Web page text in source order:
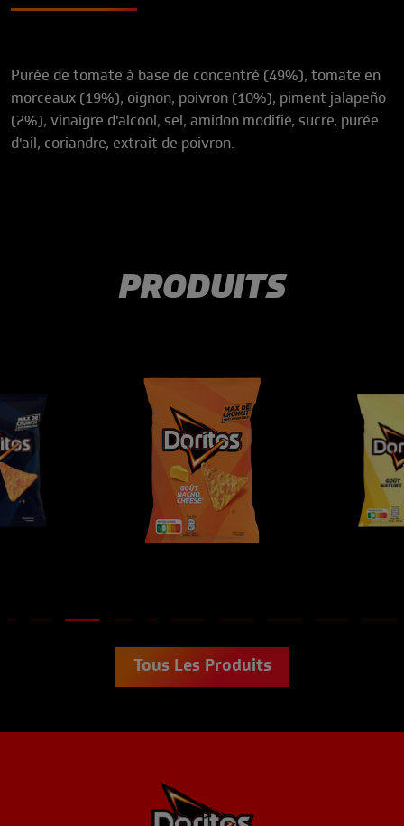
Purée de tomate à base de concentré (49%), tomate en
morceaux (19%), oignon, poivron (10%), piment jalapeño
(2%), vinaigre d'alcool, sel, amidon modifié, sucre, purée
d'ail, coriandre, extrait de poivron.
PRODUITS
Tous Les Produits